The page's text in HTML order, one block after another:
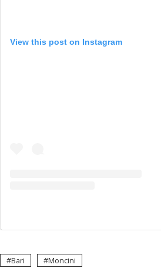
View this post on Instagram
Bari Moncini